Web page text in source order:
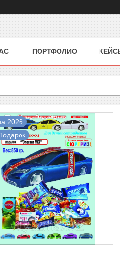
ПОРТФОЛИО
2026